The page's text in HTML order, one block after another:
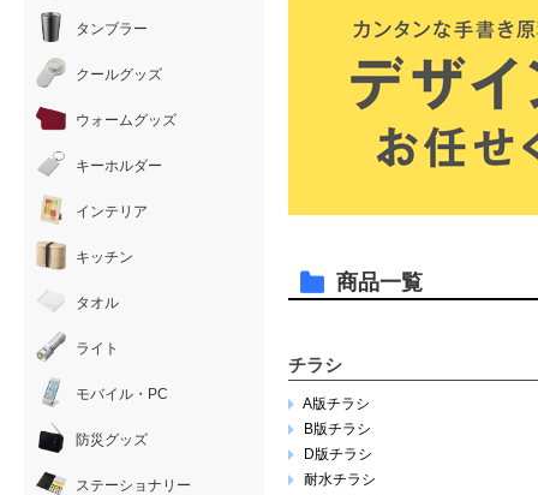
商品一覧
チラシ
A版チラシ
B版チラシ
D版チラシ
耐水チラシ
タンブラー
クールグッズ
ウォームグッズ
キーホルダー
インテリア
キッチン
タオル
ライト
モバイル・PC
防災グッズ
ステーショナリー